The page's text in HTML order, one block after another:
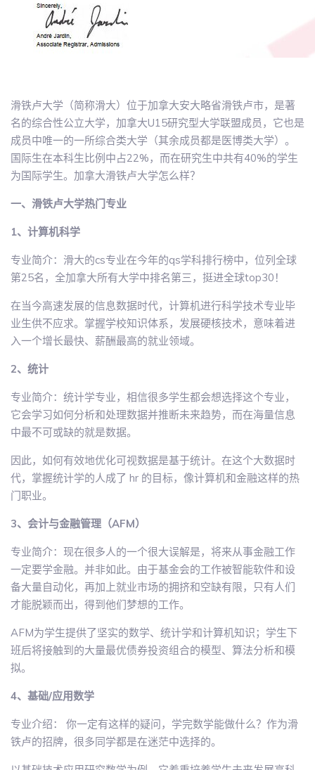
滑铁卢大学（简称滑大）位于加拿大安大略省滑铁卢市，是著
名的综合性公立大学，加拿大U15研究型大学联盟成员，它也是
成员中唯一的一所综合类大学（其余成员都是医博类大学）。
国际生在本科生比例中占22%，而在研究生中共有40%的学生
为国际学生。加拿大滑铁卢大学怎么样？
一、滑铁卢大学热门专业
1、计算机科学
专业简介：滑大的cs专业在今年的qs学科排行榜中，位列全球
第25名，全加拿大所有大学中排名第三，挺进全球top30！
在当今高速发展的信息数据时代，计算机进行科学技术专业毕
业生供不应求。掌握学校知识体系，发展硬核技术，意味着进
入一个增长最快、薪酬最高的就业领域。
2、统计
专业简介：统计学专业，相信很多学生都会想选择这个专业，
它会学习如何分析和处理数据并推断未来趋势，而在海量信息
中最不可或缺的就是数据。
因此，如何有效地优化可视数据是基于统计。在这个大数据时
代，掌握统计学的人成了 hr 的目标，像计算机和金融这样的热
门职业。
3、会计与金融管理（AFM）
专业简介：现在很多人的一个很大误解是，将来从事金融工作
一定要学金融。并非如此。由于基金会的工作被智能软件和设
备大量自动化，再加上就业市场的拥挤和空缺有限，只有人们
才能脱颖而出，得到他们梦想的工作。
AFM为学生提供了坚实的数学、统计学和计算机知识；学生下
班后将接触到的大量最优债券投资组合的模型、算法分析和模
拟。
4、基础/应用数学
专业介绍： 你一定有这样的疑问，学完数学能做什么？作为滑
铁卢的招牌，很多同学都是在迷茫中选择的。